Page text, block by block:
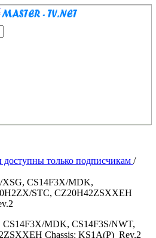
только подписчикам /
XSG, CS14F3X/MDK,
STC, CZ20H42ZSXXEH
CS14F3X/MDK, CS14F3S/NWT,
Chassis: KS1A(P)_Rev.2